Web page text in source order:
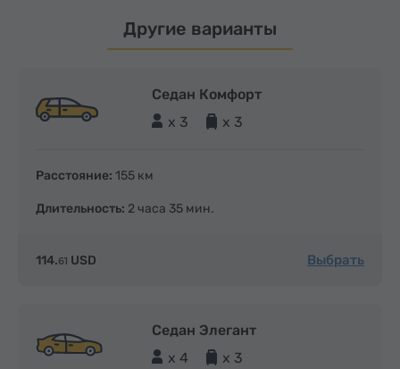
Другие варианты
Седан Комфорт
x 3
x 3
Расстояние: 155 км
Длительность: 2 часа 35 мин.
114.61 USD Выбрать
Седан Элегант
x 4
x 3